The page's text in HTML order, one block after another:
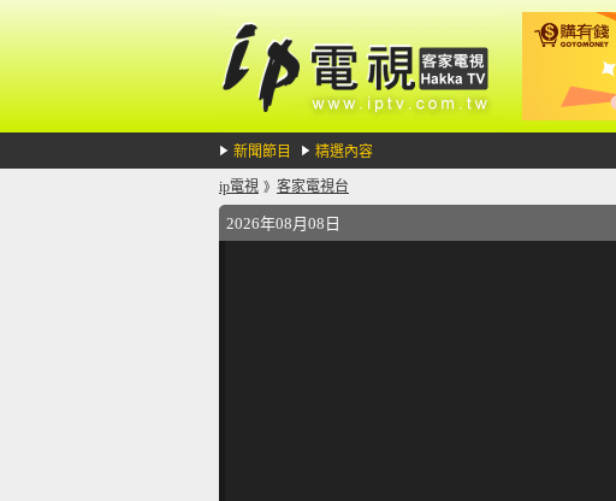
新聞節目 精選內容
ip電視 》 客家電視台
2026年08月08日